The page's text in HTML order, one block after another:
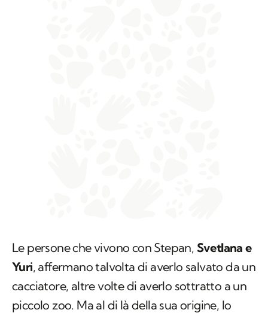
Le persone che vivono con Stepan, Svetlana e
Yuri, affermano talvolta di averlo salvato da un
cacciatore, altre volte di averlo sottratto a un
piccolo zoo. Ma al di là della sua origine, lo